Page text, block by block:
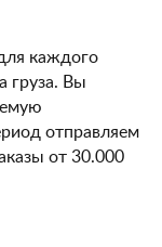
каждого
груза. Вы
отправляем
от 30.000